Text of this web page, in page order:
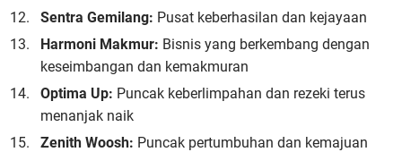
Sentra Gemilang: Pusat keberhasilan dan kejayaan
Harmoni Makmur: Bisnis yang berkembang dengan
keseimbangan dan kemakmuran
Optima Up: Puncak keberlimpahan dan rezeki terus
menanjak naik
Zenith Woosh: Puncak pertumbuhan dan kemajuan